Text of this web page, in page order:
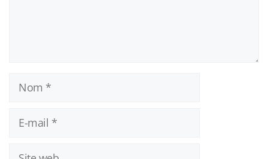
Nom
mail
Site